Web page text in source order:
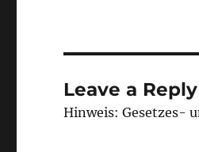
Leave a Reply
Hinweis: Gesetzes-